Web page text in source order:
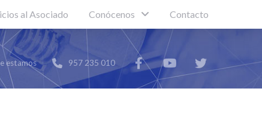
al Asociado Conócenos Contacto
estamos 957 235 010